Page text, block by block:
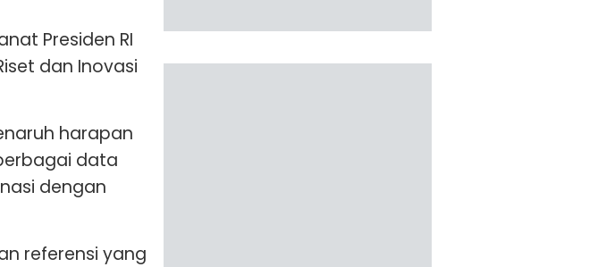
Presiden RI
dan Inovasi
harapan
data
dengan
referensi yang